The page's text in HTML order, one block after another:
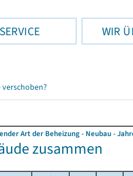
SERVICE WIR
Art der Beheizung - Neubau -
zusammen